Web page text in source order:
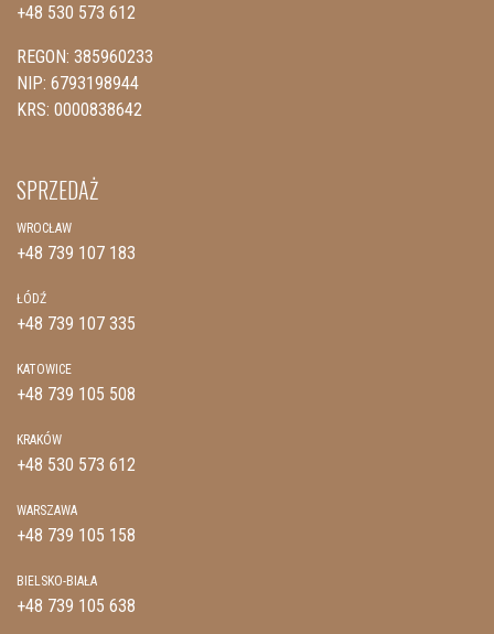
+48 530 573 612
REGON: 385960233
NIP: 6793198944
KRS: 0000838642
SPRZEDAŻ
WROCŁAW
+48 739 107 183
ŁÓDŹ
+48 739 107 335
KATOWICE
+48 739 105 508
KRAKÓW
+48 530 573 612
WARSZAWA
+48 739 105 158
BIELSKO-BIAŁA
+48 739 105 638